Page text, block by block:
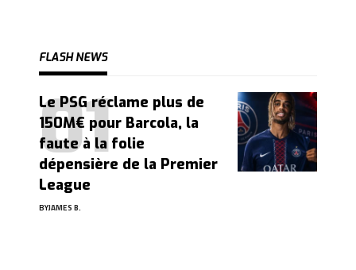
FLASH NEWS
Le PSG réclame plus de
150M€ pour Barcola, la
faute à la folie
dépensière de la Premier
League
BYJAMES B.